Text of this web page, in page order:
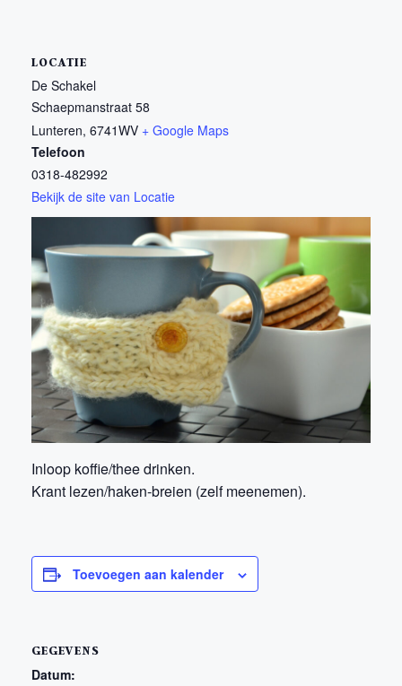
LOCATIE
De Schakel
Schaepmanstraat 58
Lunteren, 6741WV + Google Maps
Telefoon
0318-482992
Bekijk de site van Locatie
Inloop koffie/thee drinken.
Krant lezen/haken-breien (zelf meenemen).
Toevoegen aan kalender
GEGEVENS
Datum: